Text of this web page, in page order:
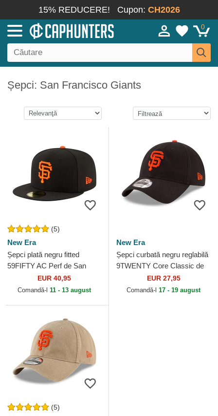
15% REDUCERE! Cupon: CH2026
0
Șepci: San Francisco Giants
(5)
New Era
Șepci plată negru fitted
59FIFTY AC Perf de San
Francisco Giants MLB de
New Era
EUR 40,95
Comandă-l 11 - 13 august
New Era
Șepci curbată negru reglabilă
9TWENTY Core Classic de
San Francisco Giants MLB
de New Era
EUR 27,95
Comandă-l 17 - 19 august
(5)